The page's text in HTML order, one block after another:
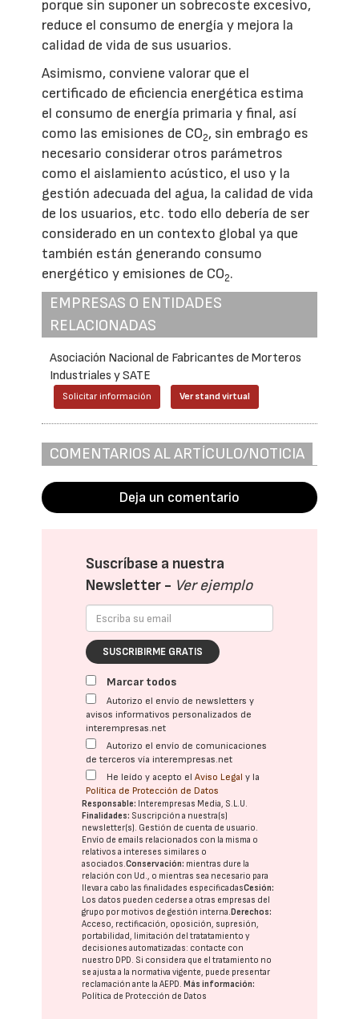
porque sin suponer un sobrecoste excesivo,
reduce el consumo de energía y mejora la
calidad de vida de sus usuarios.
Asimismo, conviene valorar que el
certificado de eficiencia energética estima
el consumo de energía primaria y final, así
como las emisiones de CO2, sin embrago es
necesario considerar otros parámetros
como el aislamiento acústico, el uso y la
gestión adecuada del agua, la calidad de vida
de los usuarios, etc. todo ello debería de ser
considerado en un contexto global ya que
también están generando consumo
energético y emisiones de CO2.
EMPRESAS O ENTIDADES
RELACIONADAS
Asociación Nacional de Fabricantes de Morteros
Industriales y SATE
Solicitar información Ver stand virtual
COMENTARIOS AL ARTÍCULO/NOTICIA
Deja un comentario
Suscríbase a nuestra
Newsletter - Ver ejemplo
SUSCRIBIRME GRATIS
Marcar todos
Autorizo el envío de newsletters y
avisos informativos personalizados de
interempresas.net
Autorizo el envío de comunicaciones
de terceros vía interempresas.net
He leído y acepto elAviso Legal y la
Política de Protección de Datos
Responsable: Interempresas Media, S.L.U.
Finalidades: Suscripción a nuestra(s)
newsletter(s). Gestión de cuenta de usuario.
Envío de emails relacionados con la misma o
relativos a intereses similares o
asociados.Conservación: mientras dure la
relación con Ud., o mientras sea necesario para
llevar a cabo las finalidades especificadasCesión:
Los datos pueden cederse a otras empresas del
grupo por motivos de gestión interna. Derechos:
Acceso, rectificación, oposición, supresión,
portabilidad, limitación del tratatamiento y
decisiones automatizadas: contacte con
nuestro DPD. Si considera que el tratamiento no
se ajusta a la normativa vigente, puede presentar
reclamación ante laAEPD. Más información:
Política de Protección de Datos